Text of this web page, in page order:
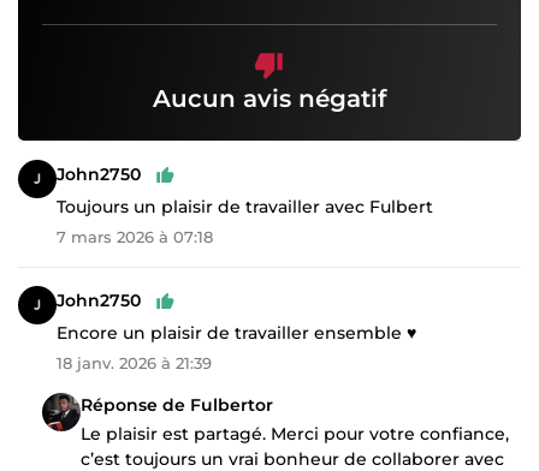
Aucun avis négatif
John2750
Toujours un plaisir de travailler avec Fulbert
7 mars 2026 à 07:18
John2750
Encore un plaisir de travailler ensemble ♥️
18 janv. 2026 à 21:39
Réponse de Fulbertor
Le plaisir est partagé. Merci pour votre confiance,
c’est toujours un vrai bonheur de collaborer avec